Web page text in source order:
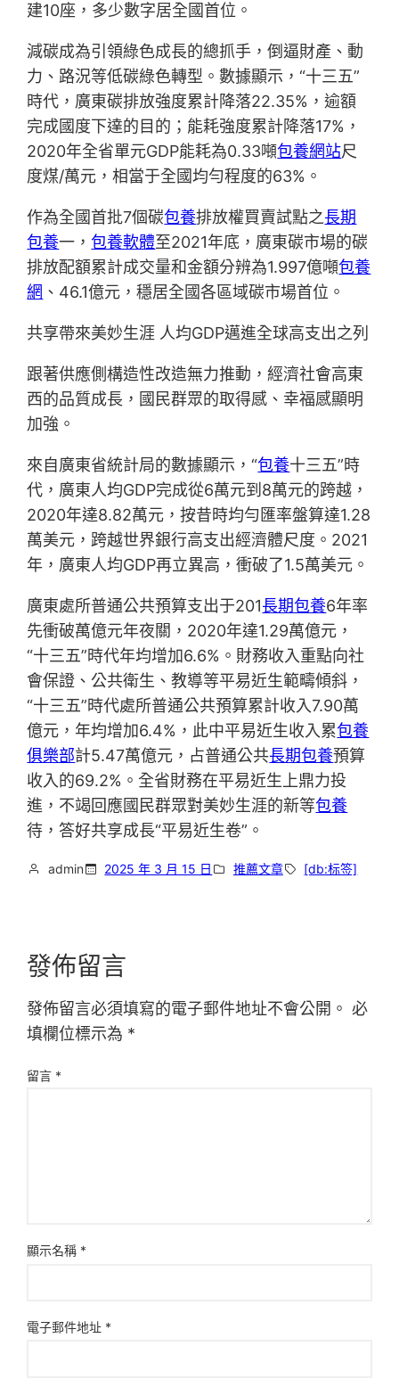
建10座，多少數字居全國首位。
減碳成為引領綠色成長的總抓手，倒逼財產、動
力、路況等低碳綠色轉型。數據顯示，“十三五”
時代，廣東碳排放強度累計降落22.35%，逾額
完成國度下達的目的；能耗強度累計降落17%，
2020年全省單元GDP能耗為0.33噸包養網站尺
度煤/萬元，相當于全國均勻程度的63%。
作為全國首批7個碳包養排放權買賣試點之長期
包養一，包養軟體至2021年底，廣東碳市場的碳
排放配額累計成交量和金額分辨為1.997億噸包養
網 、46.1億元，穩居全國各區域碳市場首位。
共享帶來美妙生涯 人均GDP邁進全球高支出之列
跟著供應側構造性改造無力推動，經濟社會高東
西的品質成長，國民群眾的取得感、幸福感顯明
加強。
來自廣東省統計局的數據顯示，“包養十三五”時
代，廣東人均GDP完成從6萬元到8萬元的跨越，
2020年達8.82萬元，按昔時均勻匯率盤算達1.28
萬美元，跨越世界銀行高支出經濟體尺度。2021
年，廣東人均GDP再立異高，衝破了1.5萬美元。
廣東處所普通公共預算支出于201長期包養6年率
先衝破萬億元年夜關，2020年達1.29萬億元，
“十三五”時代年均增加6.6%。財務收入重點向社
會保證、公共衛生、教導等平易近生範疇傾斜，
“十三五”時代處所普通公共預算累計收入7.90萬
億元，年均增加6.4%，此中平易近生收入累包養
俱樂部計5.47萬億元，占普通公共長期包養預算
收入的69.2%。全省財務在平易近生上鼎力投
進，不竭回應國民群眾對美妙生涯的新等包養
待，答好共享成長“平易近生卷”。
admin 2025 年 3 月 15 日 推薦文章 [db:标签]
發佈留言
發佈留言必須填寫的電子郵件地址不會公開。 必
填欄位標示為 *
留言 *
顯示名稱 *
電子郵件地址 *